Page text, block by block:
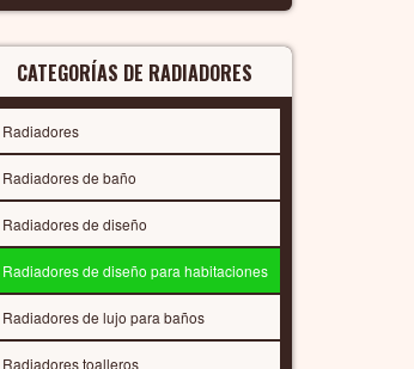
CATEGORÍAS DE RADIADORES
Radiadores
Radiadores de baño
Radiadores de diseño
Radiadores de diseño para habitaciones
Radiadores de lujo para baños
Radiadores toalleros